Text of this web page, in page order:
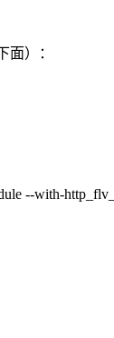
）：
--with-